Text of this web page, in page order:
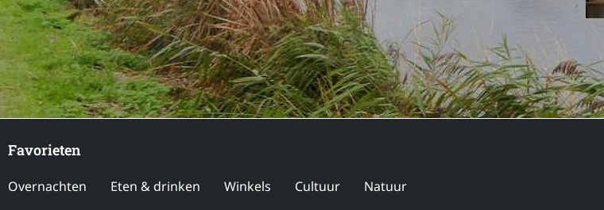
Favorieten
Overnachten Eten & drinken Winkels Cultuur Natuur